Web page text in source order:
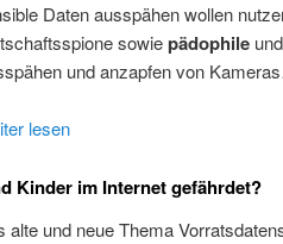
Daten ausspähen wollen
sowiepädophile
und anzapfen von
lesen
Kinder im Internet gefährdet?
alte und neue Thema